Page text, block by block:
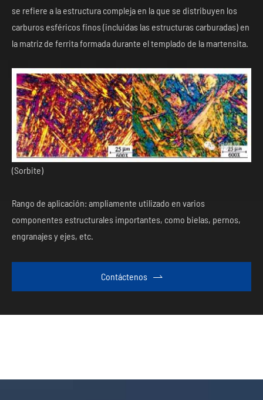
se refiere a la estructura compleja en la que se distribuyen los
carburos esféricos finos (incluidas las estructuras carburadas) en
la matriz de ferrita formada durante el templado de la martensita.
(Sorbite)
Rango de aplicación: ampliamente utilizado en varios
componentes estructurales importantes, como bielas, pernos,
engranajes y ejes, etc.
Contáctenos 